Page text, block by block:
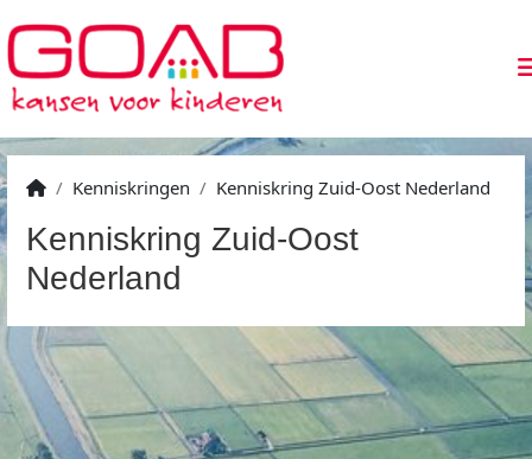
Kenniskringen Kenniskring Zuid-Oost Nederland
Kenniskring Zuid-Oost
Nederland